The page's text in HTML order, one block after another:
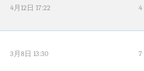
4月12日 17:22 4
3月8日 13:30 7